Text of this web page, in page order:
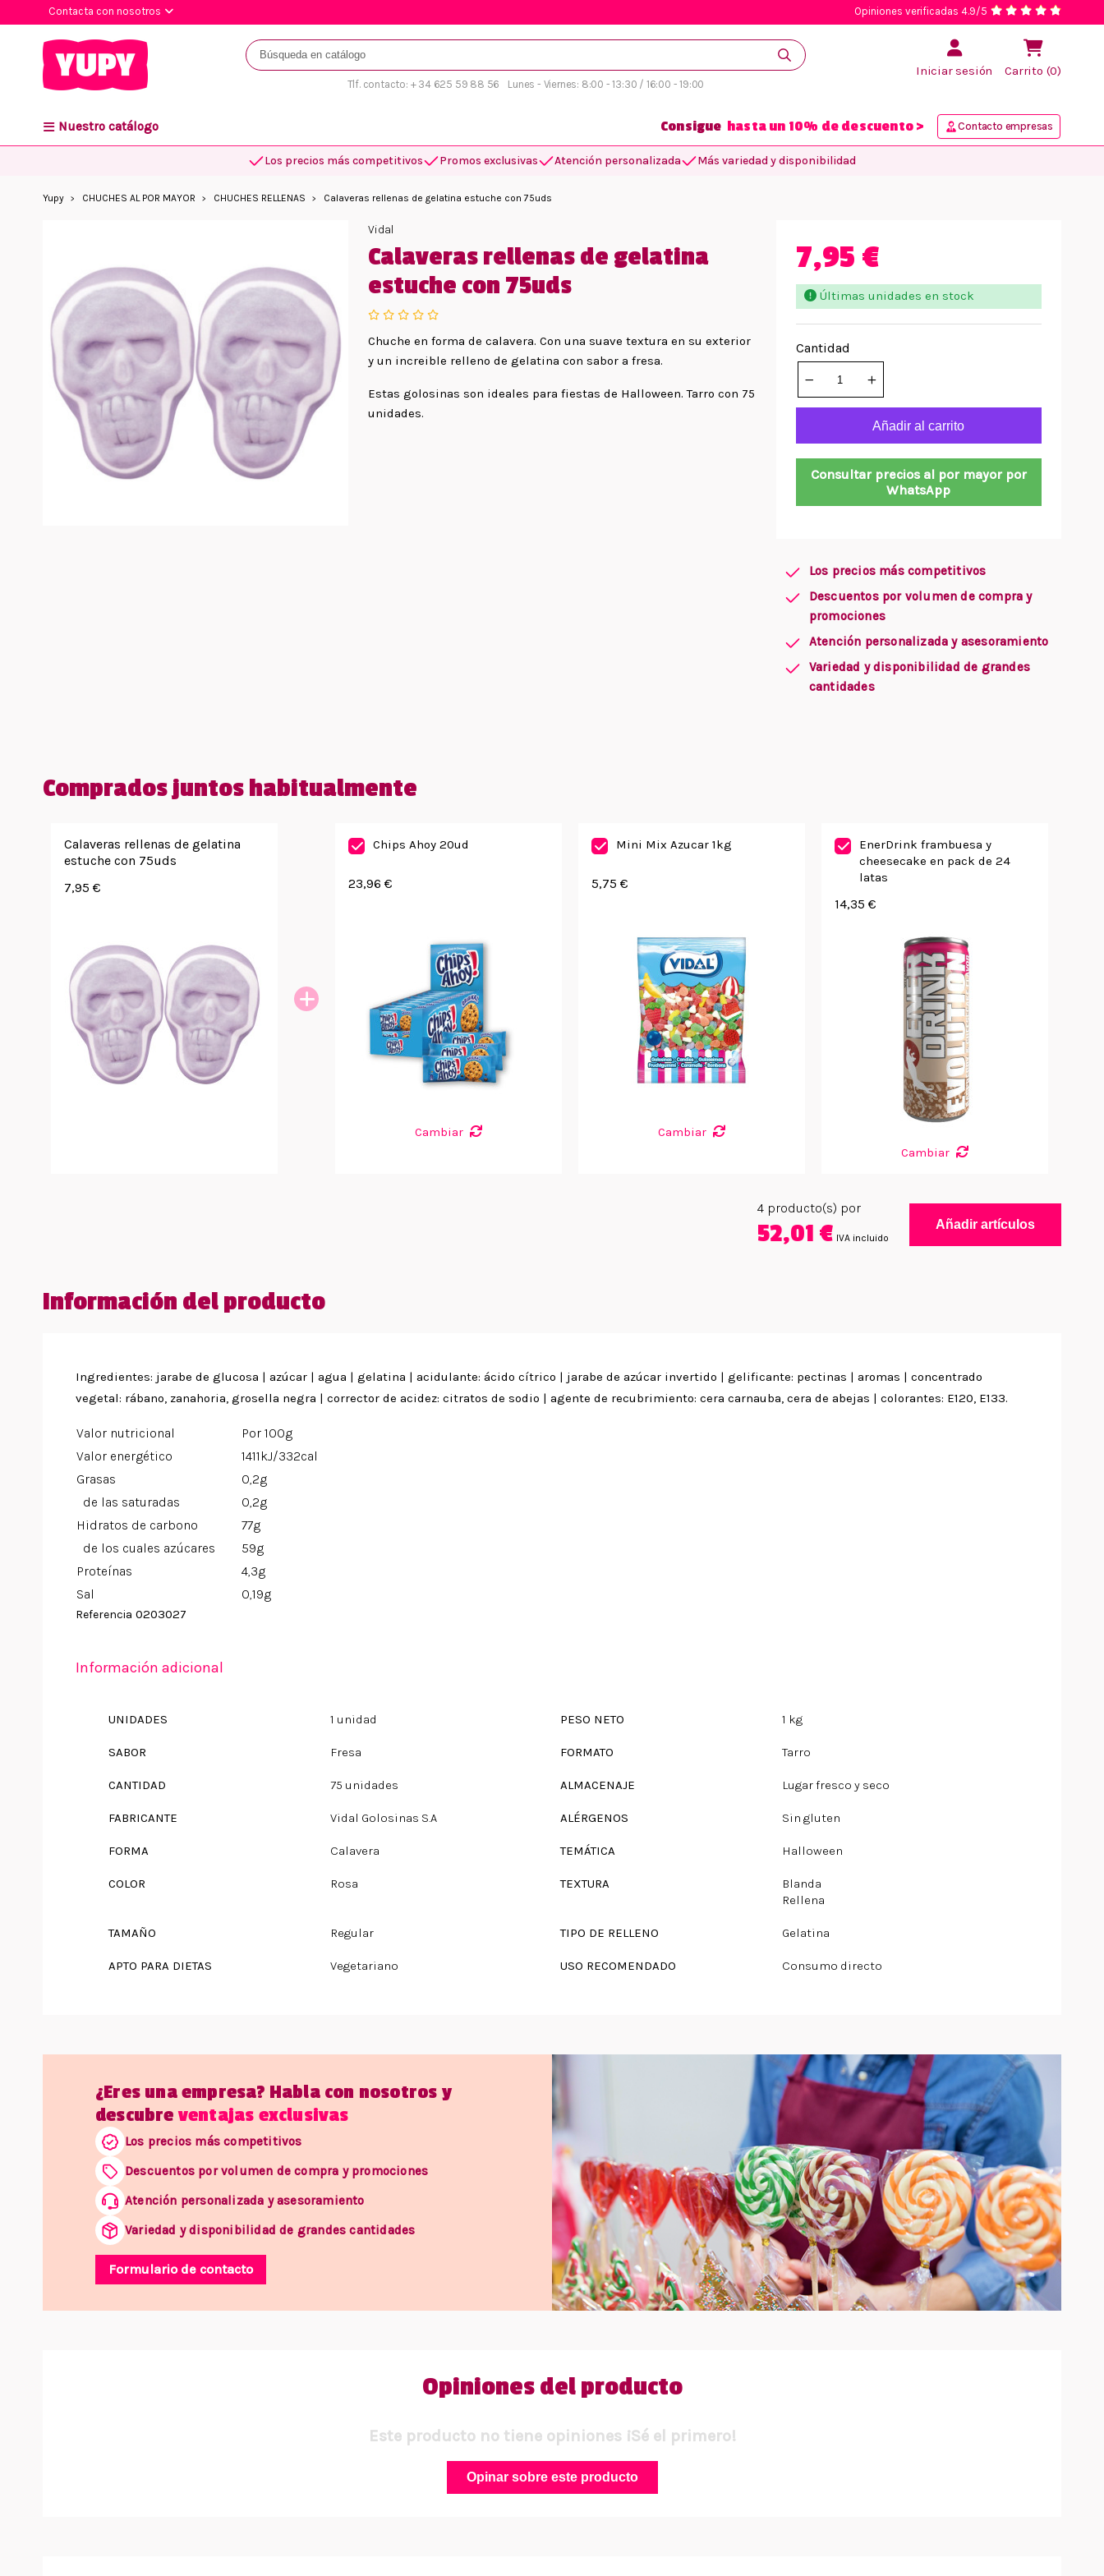
Contacta con nosotros Opiniones verificadas 4.9/5
Tlf. contacto: + 34 625 59 88 56 Lunes - Viernes: 8:00 - 13:30 / 16:00 - 19:00
Iniciar sesión Carrito (0)
Nuestro catálogo Consigue hasta un 10% de descuento > Contacto empresas
Los precios más competitivos Promos exclusivas Atención personalizada Más variedad y disponibilidad
Yupy CHUCHES AL POR MAYOR CHUCHES RELLENAS Calaveras rellenas de gelatina estuche con 75uds
Vidal
Calaveras rellenas de gelatina
estuche con 75uds
Chuche en forma de calavera. Con una suave textura en su exterior
y un increible relleno de gelatina con sabor a fresa.
Estas golosinas son ideales para fiestas de Halloween. Tarro con 75
unidades.
7,95 €
Últimas unidades en stock
Cantidad
Añadir al carrito
Consultar precios al por mayor por
WhatsApp
Los precios más competitivos
Descuentos por volumen de compra y
promociones
Atención personalizada y asesoramiento
Variedad y disponibilidad de grandes
cantidades
Comprados juntos habitualmente
Calaveras rellenas de gelatina
estuche con 75uds
7,95 €
Chips Ahoy 20ud
23,96 €
Cambiar
Mini Mix Azucar 1kg
5,75 €
Cambiar
EnerDrink frambuesa y
cheesecake en pack de 24
latas
14,35 €
Cambiar
4 producto(s) por
52,01 € IVA incluido
Añadir artículos
Información del producto
Ingredientes: jarabe de glucosa | azúcar | agua | gelatina | acidulante: ácido cítrico | jarabe de azúcar invertido | gelificante: pectinas | aromas | concentrado
vegetal: rábano, zanahoria, grosella negra | corrector de acidez: citratos de sodio | agente de recubrimiento: cera carnauba, cera de abejas | colorantes: E120, E133.
Valor nutricional
Por 100g
Valor energético
1411kJ/332cal
Grasas
0,2g
de las saturadas
0,2g
Hidratos de carbono
77g
de los cuales azúcares
59g
Proteínas
4,3g
Sal
0,19g
Referencia 0203027
Información adicional
UNIDADES 1 unidad PESO NETO 1 kg
SABOR Fresa FORMATO Tarro
CANTIDAD 75 unidades ALMACENAJE Lugar fresco y seco
FABRICANTE Vidal Golosinas S.A ALÉRGENOS Sin gluten
FORMA Calavera TEMÁTICA Halloween
COLOR Rosa TEXTURA
Blanda
Rellena
TAMAÑO Regular TIPO DE RELLENO Gelatina
APTO PARA DIETAS Vegetariano USO RECOMENDADO Consumo directo
¿Eres una empresa? Habla con nosotros y
descubreventajas exclusivas
Los precios más competitivos
Descuentos por volumen de compra y promociones
Atención personalizada y asesoramiento
Variedad y disponibilidad de grandes cantidades
Formulario de contacto
Opiniones del producto
Este producto no tiene opiniones ¡Sé el primero!
Opinar sobre este producto